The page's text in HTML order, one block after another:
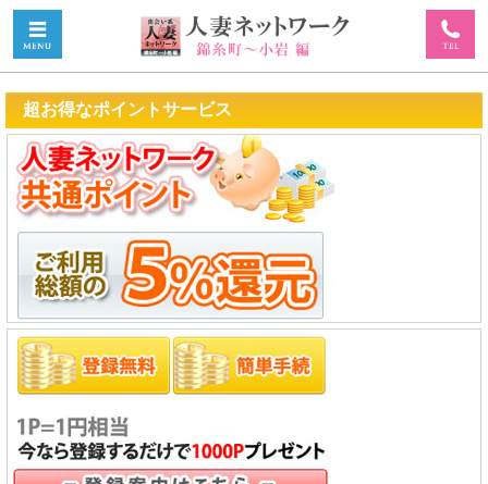
超お得なポイントサービス